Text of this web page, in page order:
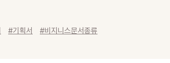
#기획서 #비지니스문서종류